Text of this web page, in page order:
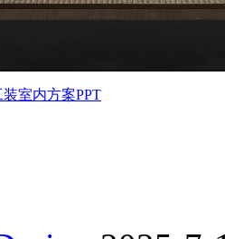
室内方案PPT